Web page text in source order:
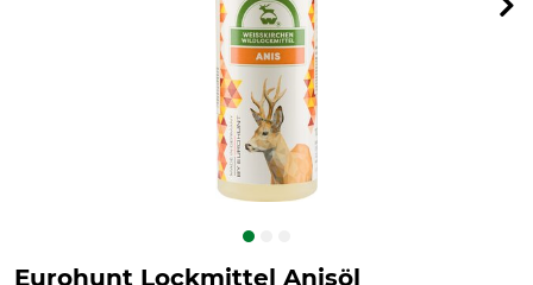
Eurohunt Lockmittel Anisöl